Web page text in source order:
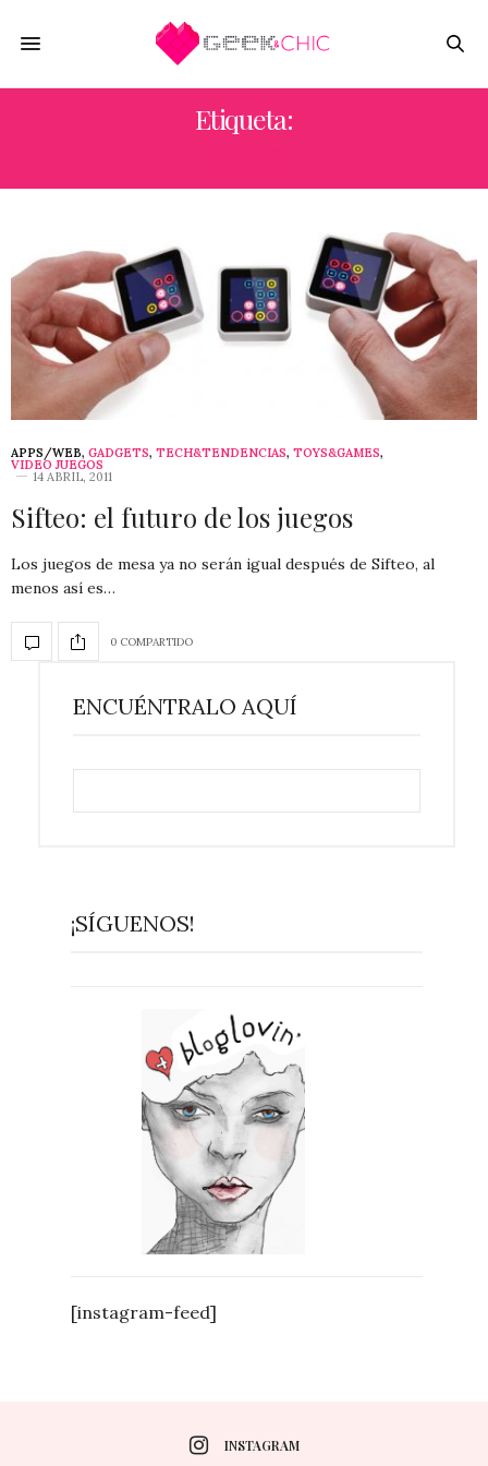
Etiqueta:
APPS/WEB, GADGETS, TECH&TENDENCIAS, TOYS&GAMES,
VIDEO JUEGOS
14 ABRIL, 2011
Sifteo: el futuro de los juegos
Los juegos de mesa ya no serán igual después de Sifteo, al
menos así es…
0 COMPARTIDO
ENCUÉNTRALO AQUÍ
¡SÍGUENOS!
[instagram-feed]
INSTAGRAM